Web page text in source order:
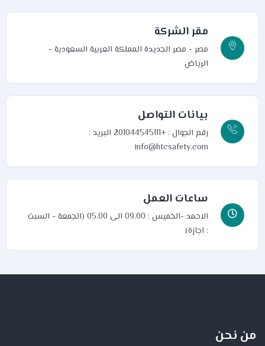
مقر الشركة
مصر - مصر الجديدة المملكة العربية السعودية -
الرياض
بيانات التواصل
رقم الجوال : +201044545111
البريد :
info@htcsafety.com
ساعات العمل
الاحمد -الخميس : 09.00 الى 05.00 (الجمعة - السبت
: اجازة)
من نحن